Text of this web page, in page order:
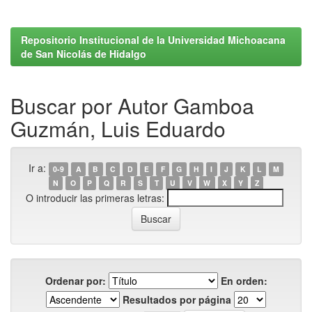
Repositorio Institucional de la Universidad Michoacana
de San Nicolás de Hidalgo
Buscar por Autor Gamboa
Guzmán, Luis Eduardo
Ir a: 0-9 A B C D E F G H I J K L
M
N
O P Q R S T U V W X Y Z
O introducir las primeras letras:
Ordenar por:
En orden:
Resultados por página